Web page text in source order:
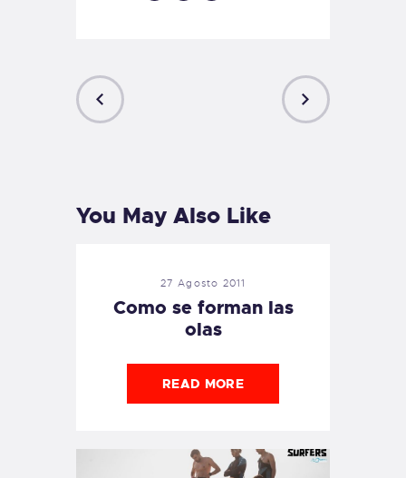
You May Also Like
27 Agosto 2011
Como se forman las
olas
READ MORE